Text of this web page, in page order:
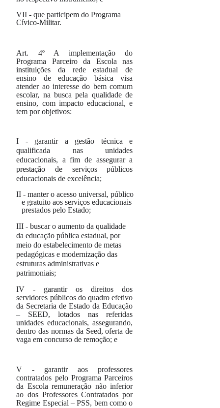
VII - que participem do Programa
Cívico-Militar.
Art. 4ºA implementação do
Programa Parceiro da Escola nas
instituições da rede estadual de
ensino de educação básica visa
atender ao interesse do bem comum
escolar, na busca pela qualidade de
ensino, com impacto educacional, e
tem por objetivos:
I -garantir a gestão técnica e
qualificada nas unidades
educacionais, a fim de assegurar a
prestação de serviços públicos
educacionais de excelência;
II - manter o acesso universal, público
e gratuito aos serviços educacionais
prestados pelo Estado;
III - buscar o aumento da qualidade
da educação pública estadual, por
meio do estabelecimento de metas
pedagógicas e modernização das
estruturas administrativas e
patrimoniais;
IV - garantir os direitos dos
servidores públicos do quadro efetivo
da Secretaria de Estado da Educação
– SEED, lotados nas referidas
unidades educacionais, assegurando,
dentro das normas da Seed, oferta de
vaga em concurso de remoção; e
V - garantir aos professores
contratados pelo Programa Parceiros
da Escola remuneração não inferior
ao dos Professores Contratados por
Regime Especial – PSS, bem como o